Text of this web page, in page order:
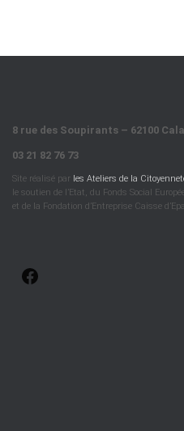
8 rue des Soupirants – 62100
03 21 82 76 73
Site réalisé par les Ateliers de la
le soutien de l’Etat, du Fonds Social
et de la Fondation d’Entreprise Caisse